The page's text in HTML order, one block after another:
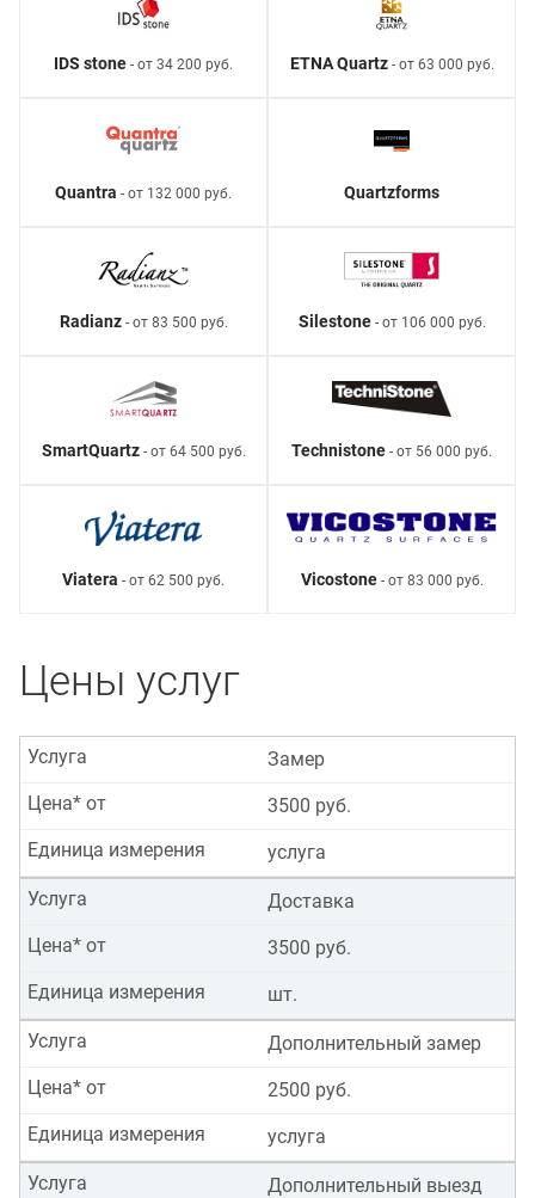
IDS stone - от 34 200 руб. ETNA Quartz- от 63 000 руб.
Quantra - от 132 000 руб. Quartzforms
Radianz- от 83 500 руб. Silestone- от 106 000 руб.
SmartQuartz- от 64 500 руб. Technistone - от 56 000 руб.
Viatera - от 62 500 руб. Vicostone- от 83 000 руб.
Цены услуг
Замер
Услуга
3500 руб.
Цена* от
услуга
Единица измерения
Доставка
Услуга
3500 руб.
Цена* от
шт.
Единица измерения
Дополнительный замер
Услуга
2500 руб.
Цена* от
услуга
Единица измерения
Дополнительный выезд
Услуга